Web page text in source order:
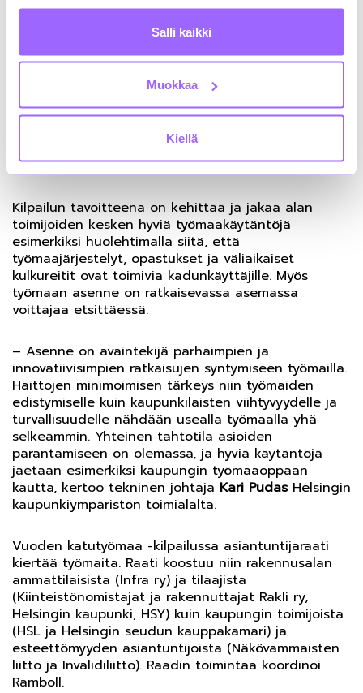
Salli kaikki
Muokkaa
Kiellä
rakennustyömaakäytössä oleva iso sähköinen
kaivinkone, joka lisää työmaan ekologisuutta ja
tilaajana on Helsingin kaupunki. Palkinnon myönsi
Vuoden katutyömaa -kilpailu
järjestettiin jo neljättä kertaa
Kilpailun tavoitteena on kehittää ja jakaa alan
toimijoiden kesken hyviä työmaakäytäntöjä
esimerkiksi huolehtimalla siitä, että
työmaajärjestelyt, opastukset ja väliaikaiset
kulkureitit ovat toimivia kadunkäyttäjille. Myös
työmaan asenne on ratkaisevassa asemassa
voittajaa etsittäessä.
– Asenne on avaintekijä parhaimpien ja
innovatiivisimpien ratkaisujen syntymiseen työmailla.
Haittojen minimoimisen tärkeys niin työmaiden
edistymiselle kuin kaupunkilaisten viihtyvyydelle ja
turvallisuudelle nähdään usealla työmaalla yhä
selkeämmin. Yhteinen tahtotila asioiden
parantamiseen on olemassa, ja hyviä käytäntöjä
jaetaan esimerkiksi kaupungin työmaaoppaan
kautta, kertoo tekninen johtaja Kari PudasHelsingin
kaupunkiympäristön toimialalta.
Vuoden katutyömaa -kilpailussa asiantuntijaraati
kiertää työmaita. Raati koostuu niin rakennusalan
ammattilaisista (Infra ry) ja tilaajista
(Kiinteistönomistajat ja rakennuttajat Rakli ry,
Helsingin kaupunki, HSY) kuin kaupungin toimijoista
(HSL ja Helsingin seudun kauppakamari) ja
esteettömyyden asiantuntijoista (Näkövammaisten
liitto ja Invalidiliitto). Raadin toimintaa koordinoi
Ramboll.